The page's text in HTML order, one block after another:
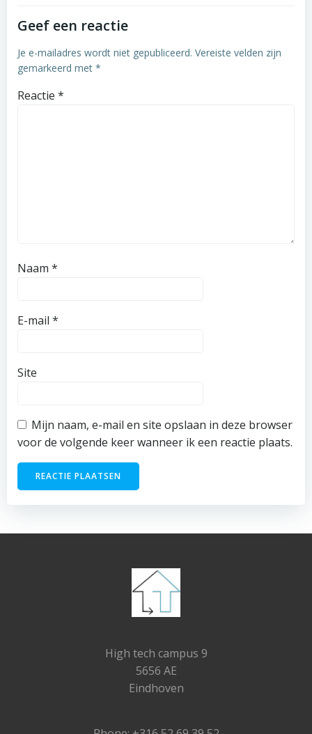
Geef een reactie
Je e-mailadres wordt niet gepubliceerd. Vereiste velden zijn
gemarkeerd met *
Reactie *
Naam *
E-mail *
Site
Mijn naam, e-mail en site opslaan in deze browser
voor de volgende keer wanneer ik een reactie plaats.
High tech campus 9
5656 AE
Eindhoven